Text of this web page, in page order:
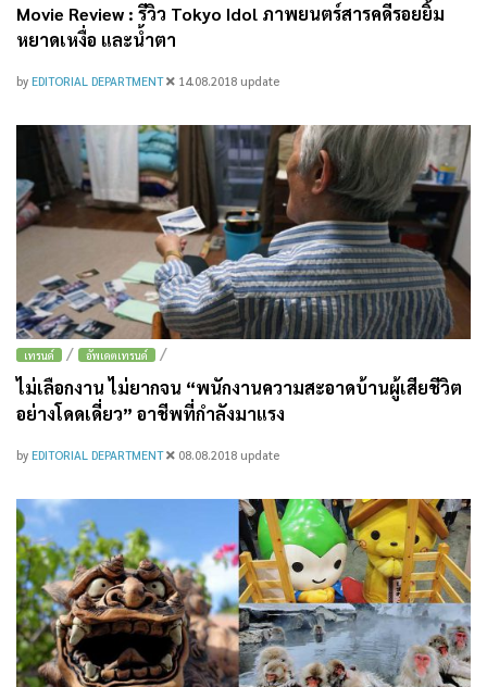
Movie Review : รีวิว Tokyo Idol ภาพยนตร์สารคดีรอยยิ้ม
หยาดเหงื่อ และน้ำตา
by EDITORIAL DEPARTMENT 14.08.2018 update
เทรนด์ / อัพเดตเทรนด์ /
ไม่เลือกงาน ไม่ยากจน “พนักงานความสะอาดบ้านผู้เสียชีวิต
อย่างโดดเดี่ยว” อาชีพที่กำลังมาแรง
by EDITORIAL DEPARTMENT 08.08.2018 update